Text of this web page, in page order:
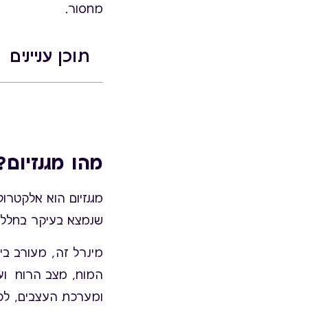
מחסור.
תוכן עניינים
מהו
מגנזיום הוא
שנמצא בעיקר בחלל התוך תאי (40%) או
המוח, מצב הרוח
ומערכת העצבים,